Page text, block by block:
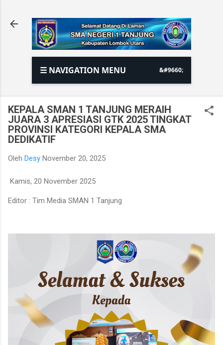
☰ NAVIGATION MENU
KEPALA SMAN 1 TANJUNG MERAIH
JUARA 3 APRESIASI GTK 2025 TINGKAT
PROVINSI KATEGORI KEPALA SMA
DEDIKATIF
Oleh Desy November 20, 2025
Kamis, 20 November 2025
Editor : Tim Media SMAN 1 Tanjung